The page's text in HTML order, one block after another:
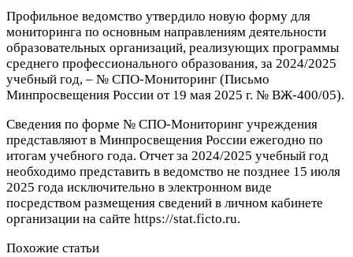
Профильное ведомство утвердило новую форму для
мониторинга по основным направлениям деятельности
образовательных организаций, реализующих программы
среднего профессионального образования, за 2024/2025
учебный год, – № СПО-Мониторинг (Письмо
Минпросвещения России от 19 мая 2025 г. № ВЖ-400/05).
Сведения по форме № СПО-Мониторинг учреждения
представляют в Минпросвещения России ежегодно по
итогам учебного года. Отчет за 2024/2025 учебный год
необходимо представить в ведомство не позднее 15 июля
2025 года исключительно в электронном виде
посредством размещения сведений в личном кабинете
организации на сайте https://stat.ficto.ru.
Похожие статьи